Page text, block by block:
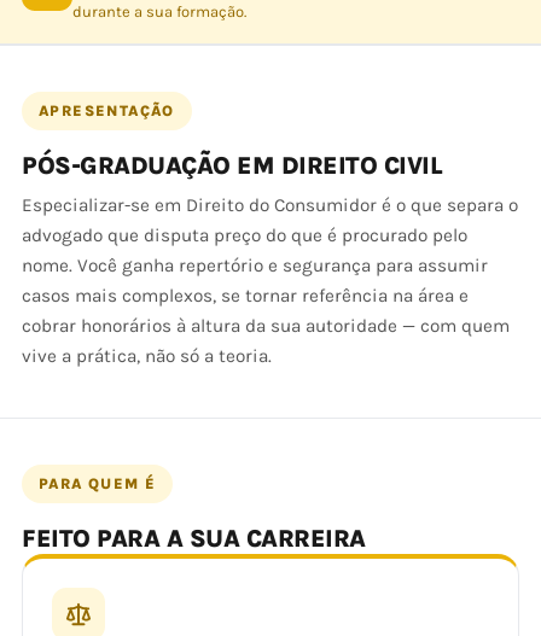
durante a sua formação.
APRESENTAÇÃO
PÓS-GRADUAÇÃO EM DIREITO CIVIL
Especializar-se em Direito do Consumidor é o que separa o
advogado que disputa preço do que é procurado pelo
nome. Você ganha repertório e segurança para assumir
casos mais complexos, se tornar referência na área e
cobrar honorários à altura da sua autoridade — com quem
vive a prática, não só a teoria.
PARA QUEM É
FEITO PARA A SUA CARREIRA